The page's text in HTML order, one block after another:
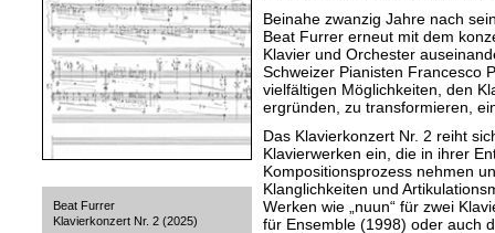
Beat Furrer
Klavierkonzert Nr. 2 (2025)
Beinahe zwanzig Jahre nach
Beat Furrer erneut mit dem
Klavier und Orchester
Schweizer Pianisten Francesco
vielfältigen Möglichkeiten, den
ergründen, zu transformieren,
Das Klavierkonzert Nr. 2 reiht
Klavierwerken ein, die in ihrer
Kompositionsprozess nehmen
Klanglichkeiten und
Werken wie „nuun“ für zwei
für Ensemble (1998) oder auch